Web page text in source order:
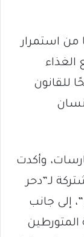
من استمرار
الغذاء
للقانون
وأكدت
لـ”دحر
إلى جانب